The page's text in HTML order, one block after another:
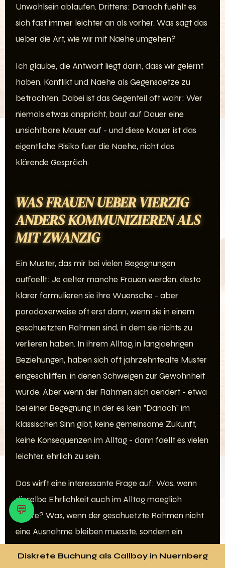
💬
Diskrete Buchung als Callboy in Nuernberg
Unwohlsein ablaufen. Drittens: Danach fuehlt es
sich fast immer leichter an als vorher. Was sagt das
ueber die Art, wie wir mit Naehe umgehen?
Ich glaube, die Antwort liegt darin, dass wir gelernt
haben, Konflikt und Naehe als Gegensaetze zu
betrachten. Dabei ist das Gegenteil oft wahr: Wer
niemals etwas anspricht, baut auf Dauer eine
unsichtbare Mauer auf - und diese Mauer ist das
eigentliche Risiko fuer die Naehe, nicht das
klärende Gespräch.
WAS FRAUEN UEBER VIERZIG
ANDERS KOMMUNIZIEREN ALS
MIT ZWANZIG
Ein Muster, das mir bei vielen Begegnungen
auffaellt: Je aelter manche Frauen werden, desto
klarer formulieren sie ihre Wuensche - aber
paradoxerweise oft erst dann, wenn sie in einem
geschuetzten Rahmen sind, in dem sie nichts zu
verlieren haben. In ihrem Alltag, in langjaehrigen
Beziehungen, haben sich oft jahrzehntealte Muster
eingeschliffen, in denen Schweigen zur Gewohnheit
wurde. Aber wenn der Rahmen sich aendert - etwa
bei einer Begegnung, in der es kein "Danach" im
klassischen Sinn gibt, keine gemeinsame Zukunft,
keine Konsequenzen im Alltag - dann faellt es vielen
leichter, ehrlich zu sein.
Das wirft eine interessante Frage auf: Was, wenn
dieselbe Ehrlichkeit auch im Alltag moeglich
waere? Was, wenn der geschuetzte Rahmen nicht
eine Ausnahme bleiben muesste, sondern ein